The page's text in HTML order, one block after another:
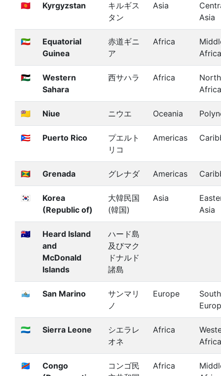
🇰🇬 Kyrgyzstan
キルギス
タン
Asia
Asia
🇬🇶
Equatorial
Guinea
赤道ギニ
ア
Africa
Africa
🇪🇭
Western
Sahara
西サハラ Africa
Africa
🇳🇺 Niue ニウエ Oceania
🇵🇷 Puerto Rico
プエルト
リコ
Americas
🇬🇩 Grenada グレナダ Americas
🇰🇷
Korea
(Republic of)
大韓民国
(韓国)
Asia
Asia
🇭🇲
Heard Island
and
McDonald
Islands
ハード島
及びマク
ドナルド
諸島
🇸🇲 San Marino
サンマリ
ノ
Europe
🇸🇱 Sierra Leone
シエラレ
オネ
Africa
Africa
🇨🇩
Congo
コンゴ民
Africa